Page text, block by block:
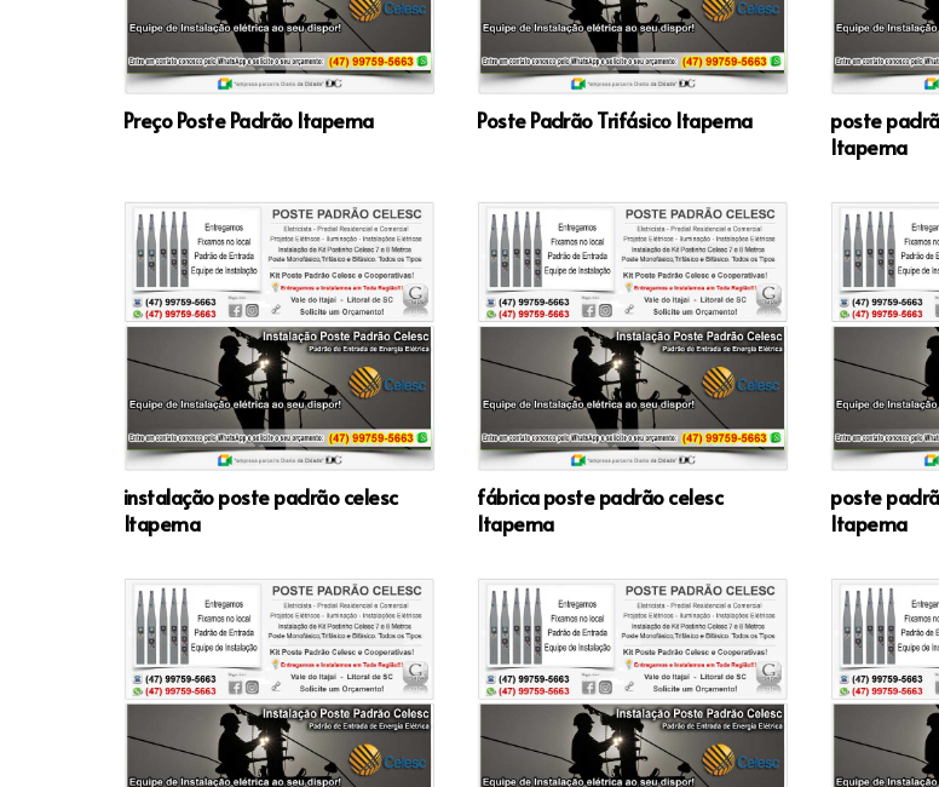
Preço Poste Padrão Itapema Poste Padrão Trifásico Itapema
poste
Itapema
instalação poste padrão celesc
Itapema
fábrica poste padrão celesc
Itapema
poste
Itapema